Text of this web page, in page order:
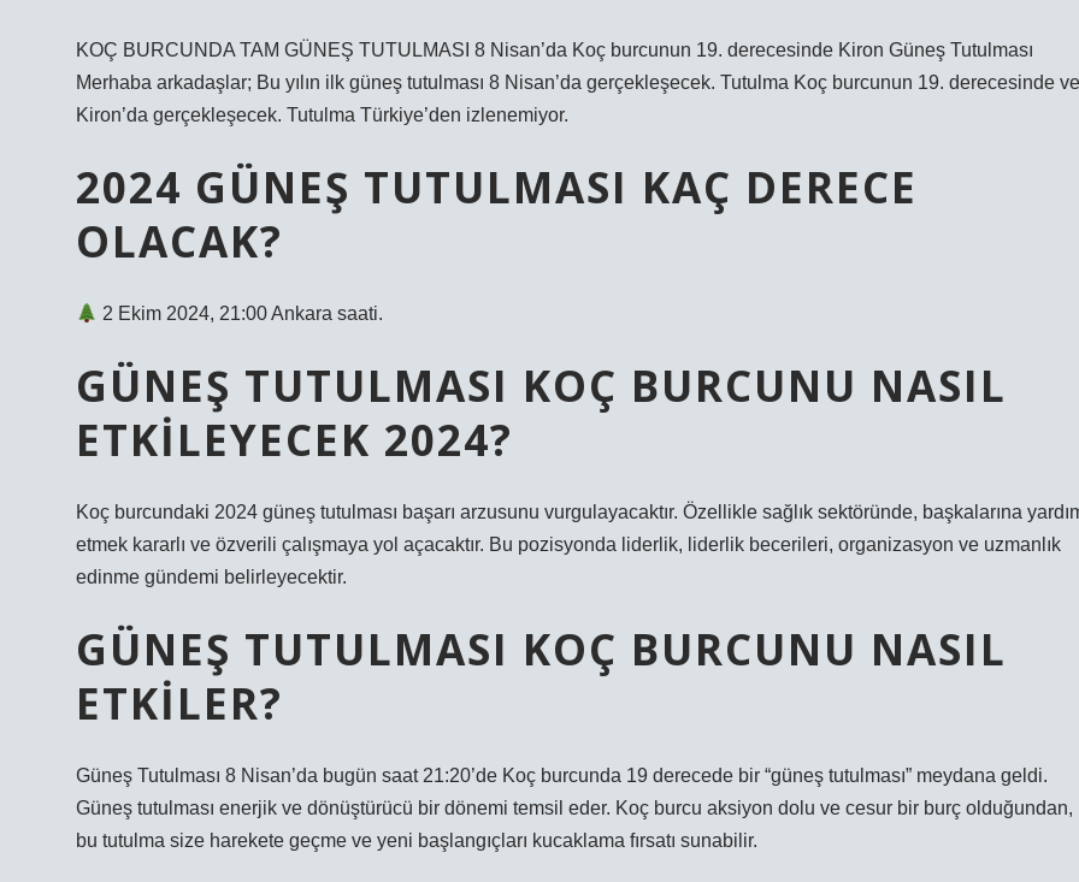
KOÇ BURCUNDA TAM GÜNEŞ TUTULMASI 8 Nisan’da Koç burcunun 19. derecesinde Kiron Güneş Tutulması
Merhaba arkadaşlar; Bu yılın ilk güneş tutulması 8 Nisan’da gerçekleşecek. Tutulma Koç burcunun 19. derecesinde ve
Kiron’da gerçekleşecek. Tutulma Türkiye’den izlenemiyor.
2024 GÜNEŞ TUTULMASI KAÇ DERECE
OLACAK?
2 Ekim 2024, 21:00 Ankara saati.
GÜNEŞ TUTULMASI KOÇ BURCUNU NASIL
ETKILEYECEK 2024?
Koç burcundaki 2024 güneş tutulması başarı arzusunu vurgulayacaktır. Özellikle sağlık sektöründe, başkalarına
etmek kararlı ve özverili çalışmaya yol açacaktır. Bu pozisyonda liderlik, liderlik becerileri, organizasyon ve uzmanlık
edinme gündemi belirleyecektir.
GÜNEŞ TUTULMASI KOÇ BURCUNU NASIL
ETKILER?
Güneş Tutulması 8 Nisan’da bugün saat 21:20’de Koç burcunda 19 derecede bir “güneş tutulması” meydana geldi.
Güneş tutulması enerjik ve dönüştürücü bir dönemi temsil eder. Koç burcu aksiyon dolu ve cesur bir burç olduğundan,
bu tutulma size harekete geçme ve yeni başlangıçları kucaklama fırsatı sunabilir.